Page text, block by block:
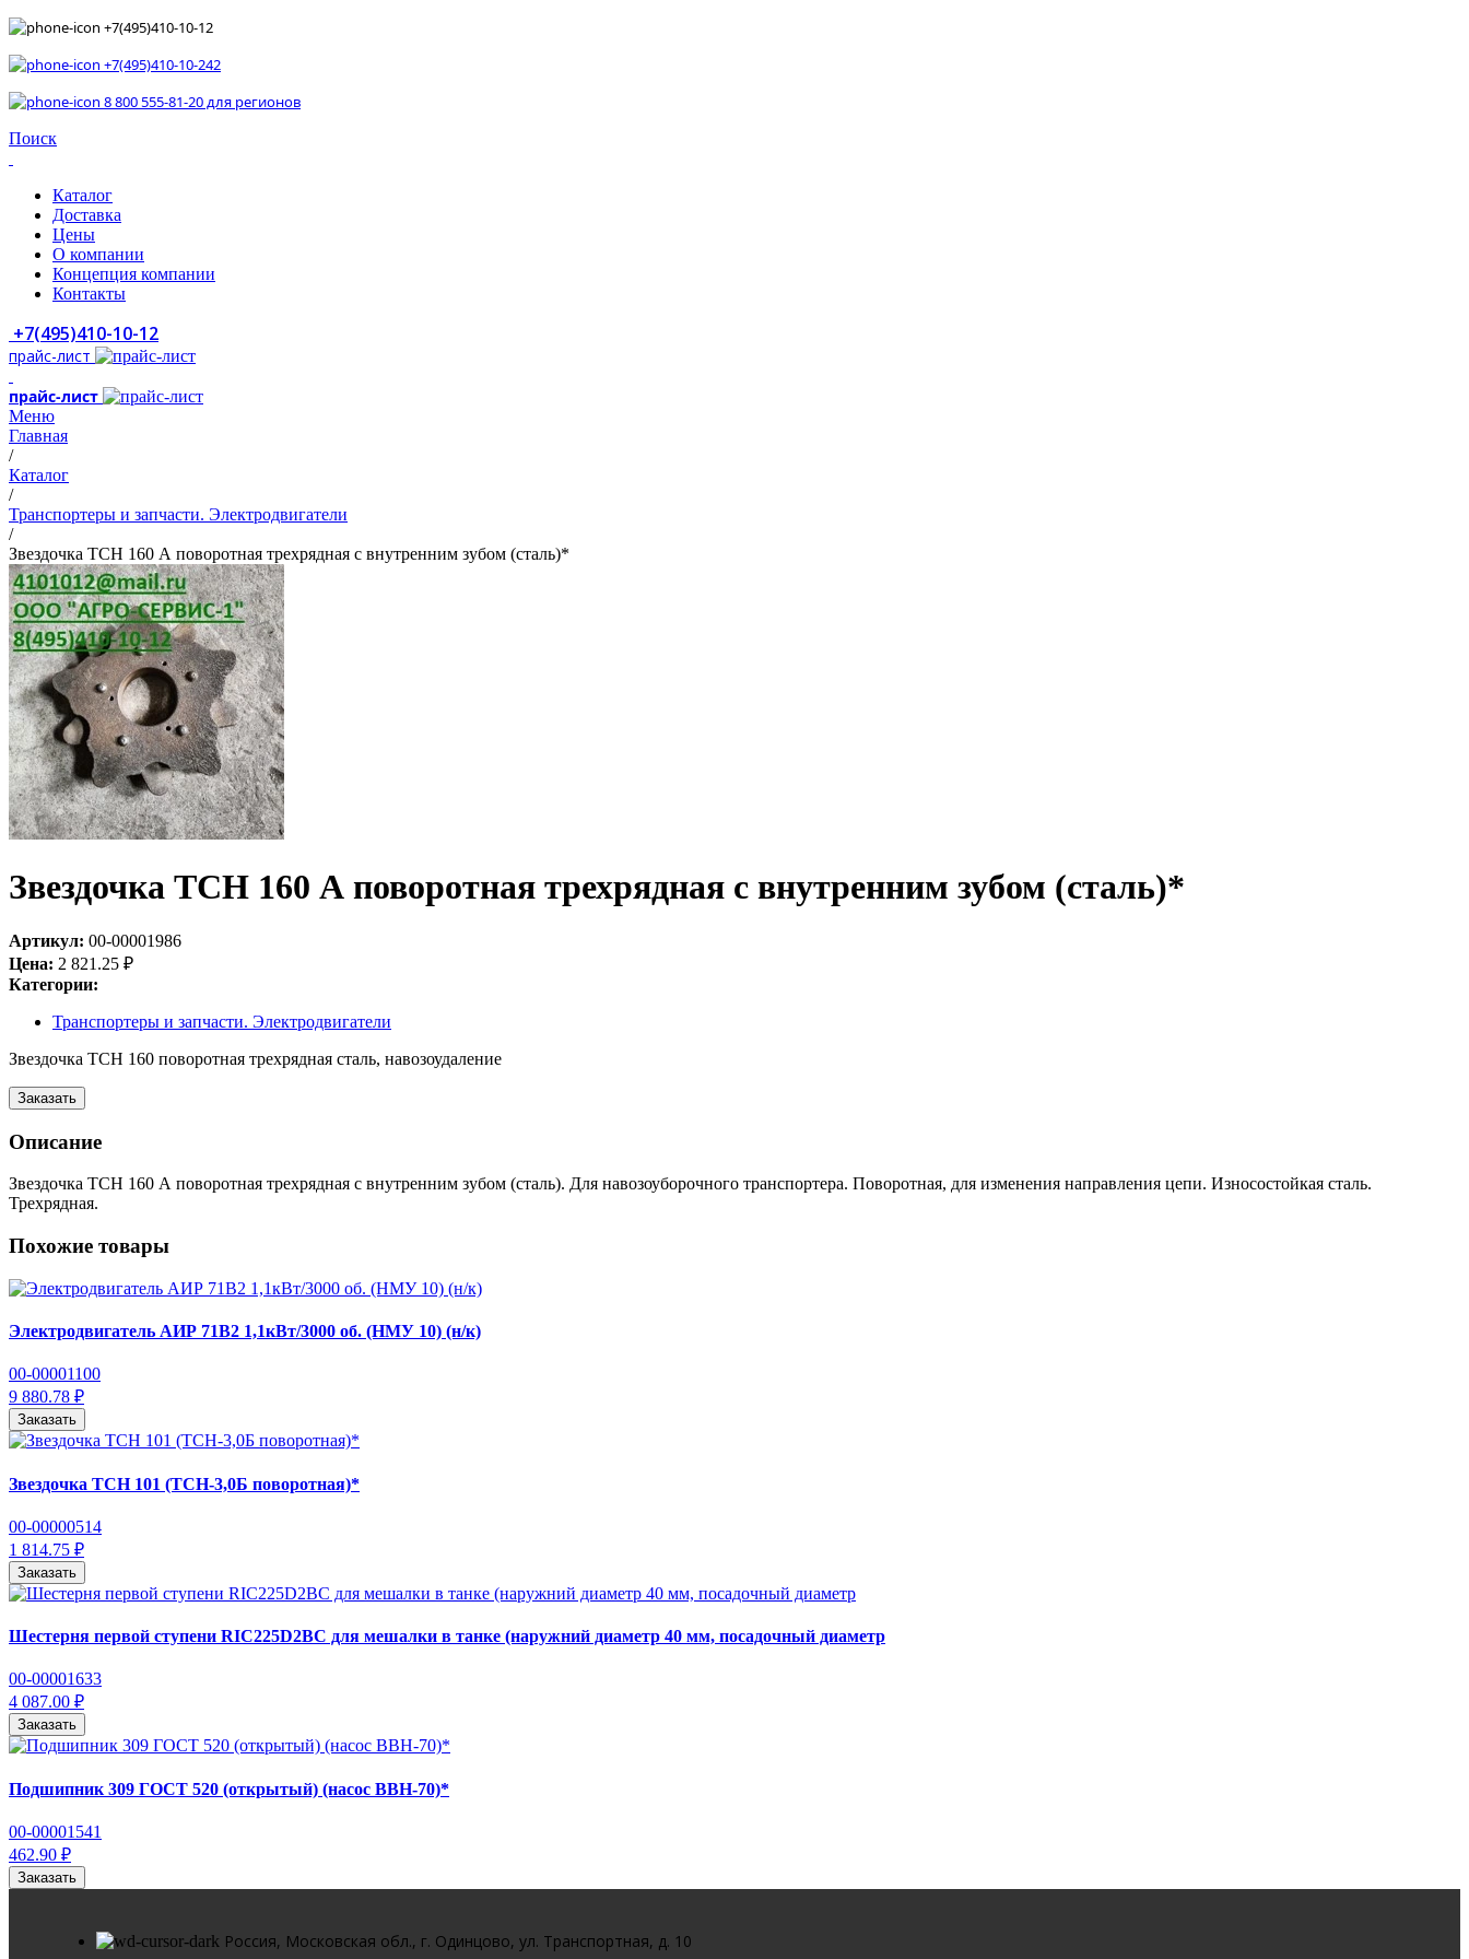
+7(495)410-10-12
+7(495)410-10-242
8 800 555-81-20 для регионов
Поиск
Каталог
Доставка
Цены
О компании
Концепция компании
Контакты
+7(495)410-10-12
прайс-лист
прайс-лист
Меню
Главная
/
Каталог
/
Транспортеры и запчасти. Электродвигатели
/
Звездочка ТСН 160 А поворотная трехрядная с внутренним зубом (сталь)*
Звездочка ТСН 160 А поворотная трехрядная с внутренним зубом (сталь)*
Артикул: 00-00001986
Цена: 2 821.25 ₽
Категории:
Транспортеры и запчасти. Электродвигатели
Звездочка ТСН 160 поворотная трехрядная сталь, навозоудаление
Заказать
Описание
Звездочка ТСН 160 А поворотная трехрядная с внутренним зубом (сталь). Для навозоуборочного транспортера. Поворотная, для изменения направления цепи. Износостойкая сталь.
Трехрядная.
Похожие товары
Электродвигатель АИР 71В2 1,1кВт/3000 об. (НМУ 10) (н/к)
00-00001100
9 880.78 ₽
Заказать
Звездочка ТСН 101 (ТСН-3,0Б поворотная)*
00-00000514
1 814.75 ₽
Заказать
Шестерня первой ступени RIC225D2BC для мешалки в танке (наружний диаметр 40 мм, посадочный диаметр
00-00001633
4 087.00 ₽
Заказать
Подшипник 309 ГОСТ 520 (открытый) (насос ВВН-70)*
00-00001541
462.90 ₽
Заказать
Россия, Московская обл., г. Одинцово, ул. Транспортная, д. 10